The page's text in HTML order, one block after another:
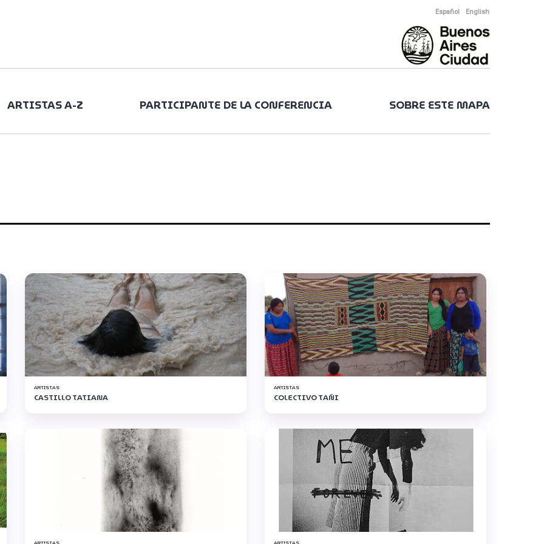
Español English
ARTISTAS A-Z PARTICIPANTE DE LA CONFERENCIA SOBRE ESTE MAPA
ARTISTAS
CASTILLO TATIANA
ARTISTAS
COLECTIVO TAÑI